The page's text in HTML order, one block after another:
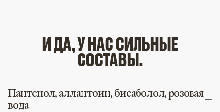
И ДА, У НАС СИЛЬНЫЕ
СОСТАВЫ.
Пантенол, аллантоин, бисаболол, розовая
вода